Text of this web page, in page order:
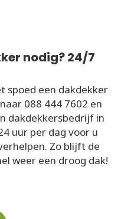
nodig? 24/7
spoed een dakdekker
088 444 7602 en
dakdekkersbedrijf in
uur per dag voor u
Zo blijft de
weer een droog dak!